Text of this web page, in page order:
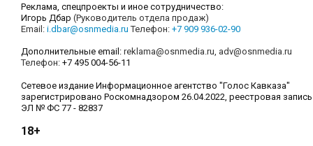
Реклама, спецпроекты и иное сотрудничество:
Игорь Дбар (Руководитель отдела продаж)
Email: i.dbar@osnmedia.ru Телефон: +7 909 936-02-90
Дополнительные email: reklama@osnmedia.ru adv@osnmedia.ru
Телефон: +7 495 004-56-11
Сетевое издание Информационное агентство "Голос Кавказа"
зарегистрировано Роскомнадзором 26.04.2022, реестровая запись
ЭЛ № ФС 77 - 82837
18+